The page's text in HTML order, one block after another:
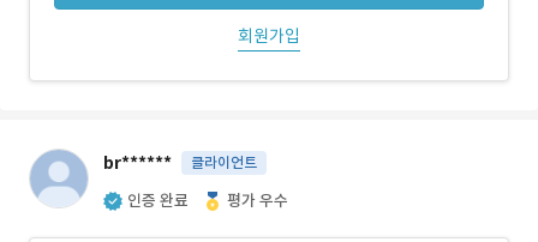
회원가입
br****** 클라이언트
인증 완료 평가 우수